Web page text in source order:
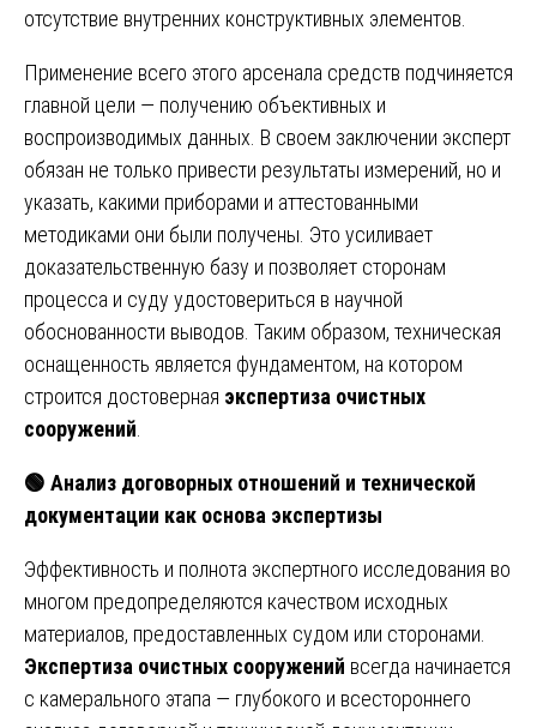
отсутствие внутренних конструктивных элементов.
Применение всего этого арсенала средств подчиняется
главной цели — получению объективных и
воспроизводимых данных. В своем заключении эксперт
обязан не только привести результаты измерений, но и
указать, какими приборами и аттестованными
методиками они были получены. Это усиливает
доказательственную базу и позволяет сторонам
процесса и суду удостовериться в научной
обоснованности выводов. Таким образом, техническая
оснащенность является фундаментом, на котором
строится достоверная экспертиза очистных
сооружений
🟢 Анализ договорных отношений и технической
документации как основа экспертизы
Эффективность и полнота экспертного исследования во
многом предопределяются качеством исходных
материалов, предоставленных судом или сторонами.
Экспертиза очистных сооружений всегда начинается
с камерального этапа — глубокого и всестороннего